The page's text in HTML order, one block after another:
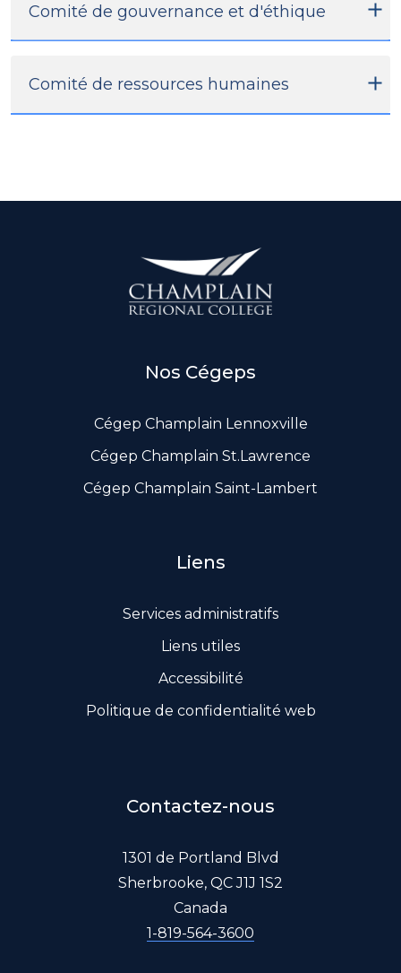
Comité de gouvernance et d'éthique
Comité de ressources humaines
Nos Cégeps
Cégep Champlain Lennoxville
Cégep Champlain St.Lawrence
Cégep Champlain Saint-Lambert
Liens
Services administratifs
Liens utiles
Accessibilité
Politique de confidentialité web
Contactez-nous
1301 de Portland Blvd
Sherbrooke, QC J1J 1S2
Canada
1-819-564-3600